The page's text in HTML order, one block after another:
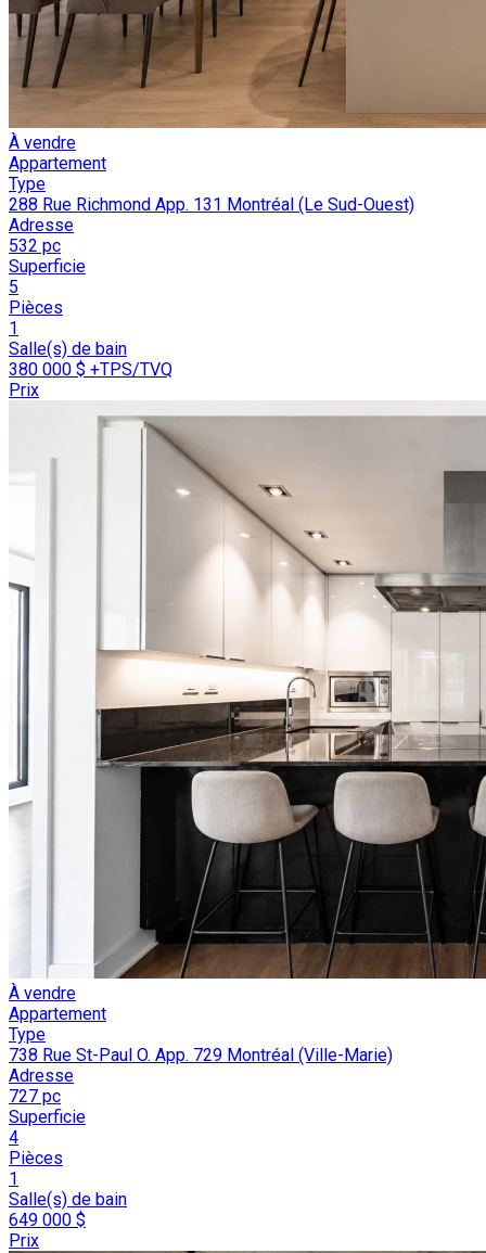
À vendre
Appartement
Type
288 Rue Richmond App. 131 Montréal (Le Sud-Ouest)
Adresse
532 pc
Superficie
5
Pièces
1
Salle(s) de bain
380 000 $ +TPS/TVQ
Prix
À vendre
Appartement
Type
738 Rue St-Paul O. App. 729 Montréal (Ville-Marie)
Adresse
727 pc
Superficie
4
Pièces
1
Salle(s) de bain
649 000 $
Prix